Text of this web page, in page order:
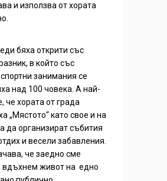
и използва от хората
бяха открити със
в който със
занимания се
над 100 човека. А най-
че хората от града
„Мястото“ като свое и на
да организират събития
и весели забавления.
че заедно сме
вдъхнем живот на едно